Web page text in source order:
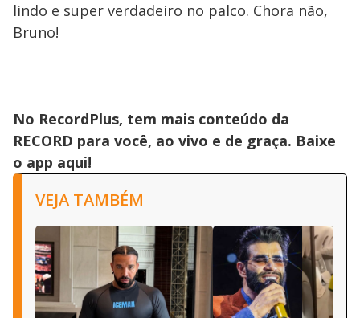
lindo e super verdadeiro no palco. Chora não,
Bruno!
No RecordPlus, tem mais conteúdo da
RECORD para você, ao vivo e de graça. Baixe
o app aqui!
VEJA TAMBÉM